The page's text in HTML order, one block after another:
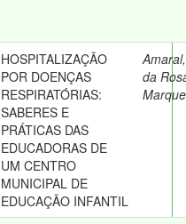
HOSPITALIZAÇÃO
POR DOENÇAS
RESPIRATÓRIAS:
SABERES E
PRÁTICAS DAS
EDUCADORAS DE
UM CENTRO
MUNICIPAL DE
EDUCAÇÃO INFANTIL
da